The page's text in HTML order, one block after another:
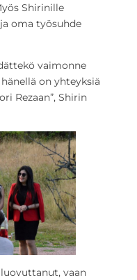
Shirinille
oma työsuhde
vaimonne
on yhteyksiä
Rezaan”, Shirin
vaan